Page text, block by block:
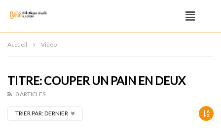
Accueil Vidéo
TITRE: COUPER UN PAIN EN DEUX
0 ARTICLES
TRIER PAR:DERNIER